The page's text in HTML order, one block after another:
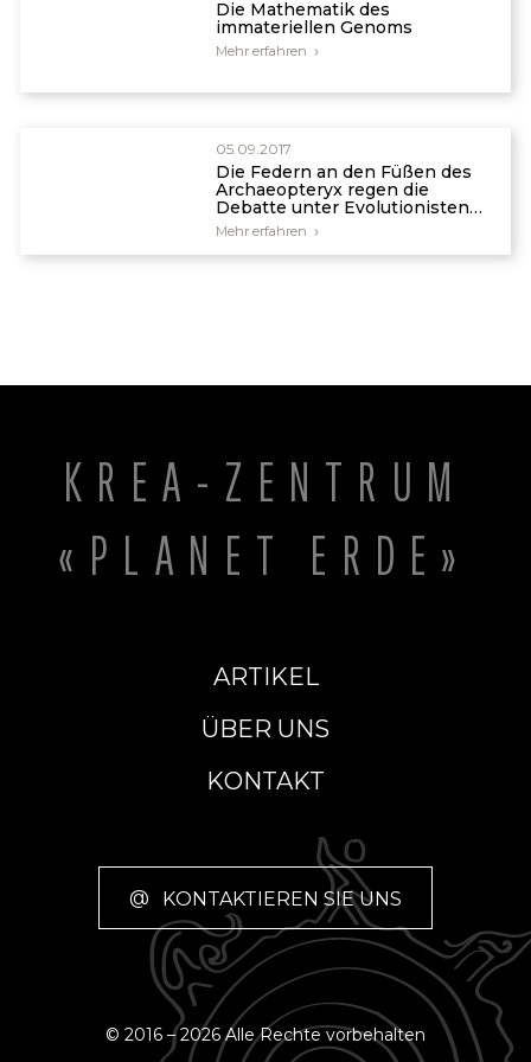
Die Mathematik des
immateriellen Genoms
Mehr erfahren
05.09.2017
Die Federn an den Füßen des
Archaeopteryx regen die
Debatte unter Evolutionisten
über flugunfähige Vögel an.
Mehr erfahren
KREA-ZENTRUM
«PLANET ERDE»
ARTIKEL
ÜBER UNS
KONTAKT
@ KONTAKTIEREN SIE UNS
© 2016 – 2026 Alle Rechte vorbehalten